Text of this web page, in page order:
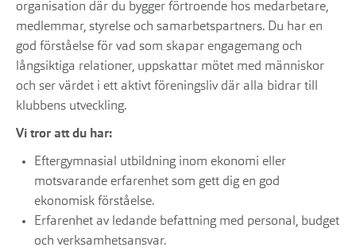
organisation där du bygger förtroende hos medarbetare,
medlemmar, styrelse och samarbetspartners. Du har en
god förståelse för vad som skapar engagemang och
långsiktiga relationer, uppskattar mötet med människor
och ser värdet i ett aktivt föreningsliv där alla bidrar till
klubbens utveckling.
Vi tror att du har:
Eftergymnasial utbildning inom ekonomi eller
motsvarande erfarenhet som gett dig en god
ekonomisk förståelse.
Erfarenhet av ledande befattning med personal, budget
och verksamhetsansvar.